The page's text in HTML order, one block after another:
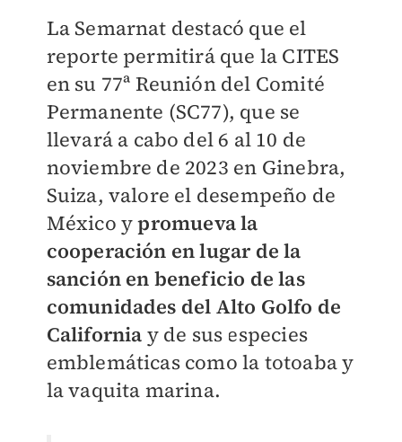
La Semarnat destacó que el
reporte permitirá que la CITES
en su 77ª Reunión del Comité
Permanente (SC77), que se
llevará a cabo del 6 al 10 de
noviembre de 2023 en Ginebra,
Suiza, valore el desempeño de
México ypromueva la
cooperación en lugar de la
sanción en beneficio de las
comunidades del Alto Golfo de
California y de sus especies
emblemáticas como la totoaba y
la vaquita marina.